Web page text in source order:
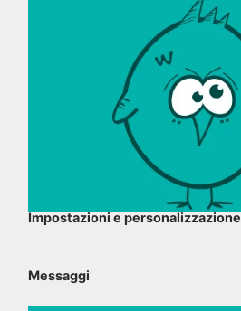
Impostazioni e personalizzazione
Messaggi